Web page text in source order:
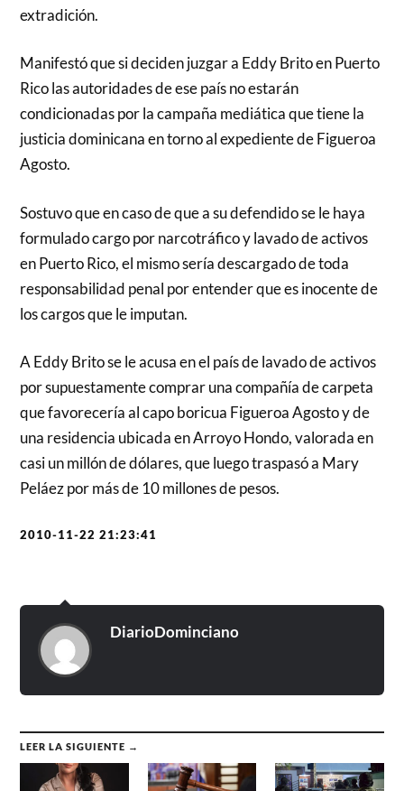
extradición.
Manifestó que si deciden juzgar a Eddy Brito en Puerto
Rico las autoridades de ese país no estarán
condicionadas por la campaña mediática que tiene la
justicia dominicana en torno al expediente de Figueroa
Agosto.
Sostuvo que en caso de que a su defendido se le haya
formulado cargo por narcotráfico y lavado de activos
en Puerto Rico, el mismo sería descargado de toda
responsabilidad penal por entender que es inocente de
los cargos que le imputan.
A Eddy Brito se le acusa en el país de lavado de activos
por supuestamente comprar una compañía de carpeta
que favorecería al capo boricua Figueroa Agosto y de
una residencia ubicada en Arroyo Hondo, valorada en
casi un millón de dólares, que luego traspasó a Mary
Peláez por más de 10 millones de pesos.
2010-11-22 21:23:41
DiarioDominciano
LEER LA SIGUIENTE →